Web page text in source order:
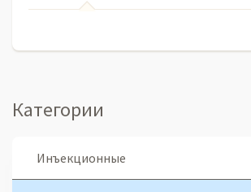
Категории
Инъекционные